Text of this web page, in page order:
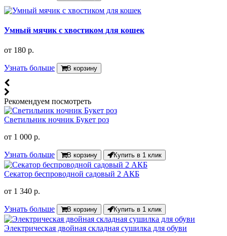
Умный мячик с хвостиком для кошек
от 180 р.
Узнать больше В корзину
Рекомендуем посмотреть
Светильник ночник Букет роз
от 1 000 р.
Узнать больше В корзину Купить в 1 клик
Секатор беспроводной садовый 2 АКБ
от 1 340 р.
Узнать больше В корзину Купить в 1 клик
Электрическая двойная складная сушилка для обуви